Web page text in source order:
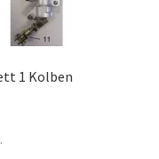
1 Kolben